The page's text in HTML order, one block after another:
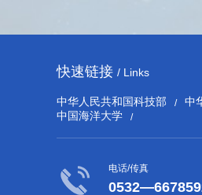
快速链接 / Links
中华人民共和国科技部 / 中
中国海洋大学 /
电话/传真